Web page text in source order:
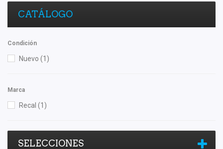
CATÁLOGO
Condición
Nuevo (1)
Marca
Recal (1)
SELECCIONES